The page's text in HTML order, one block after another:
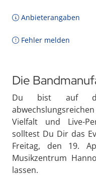
Anbieterangaben
Fehler melden
Die
Du bist auf
Vielfalt und Live-
solltest Du Dir das
Freitag, den 19.
Musikzentrum
lassen.